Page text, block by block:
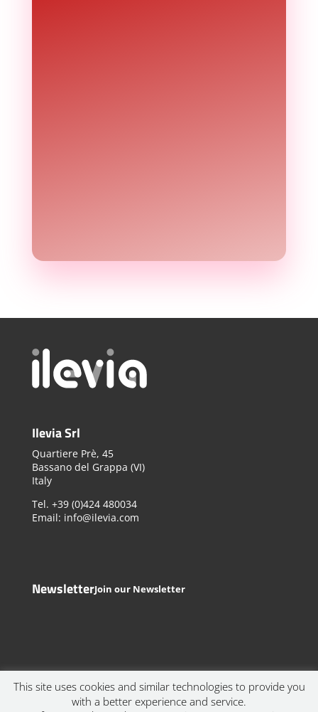
Ilevia Srl
Quartiere Prè, 45
Bassano del Grappa (VI)
Italy
Tel. +39 (0)424 480034
Email: info@ilevia.com
NewsletterJoin our Newsletter
This site uses cookies and similar technologies to provide you
with a better experience and service.